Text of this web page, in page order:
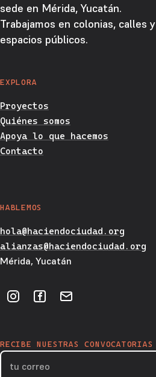
sede en Mérida, Yucatán.
Trabajamos en colonias, calles y
espacios públicos.
EXPLORA
Proyectos
Quiénes somos
Apoya lo que hacemos
Contacto
HABLEMOS
hola@haciendociudad.org
alianzas@haciendociudad.org
Mérida, Yucatán
RECIBE NUESTRAS CONVOCATORIAS
Tu correo electrónico